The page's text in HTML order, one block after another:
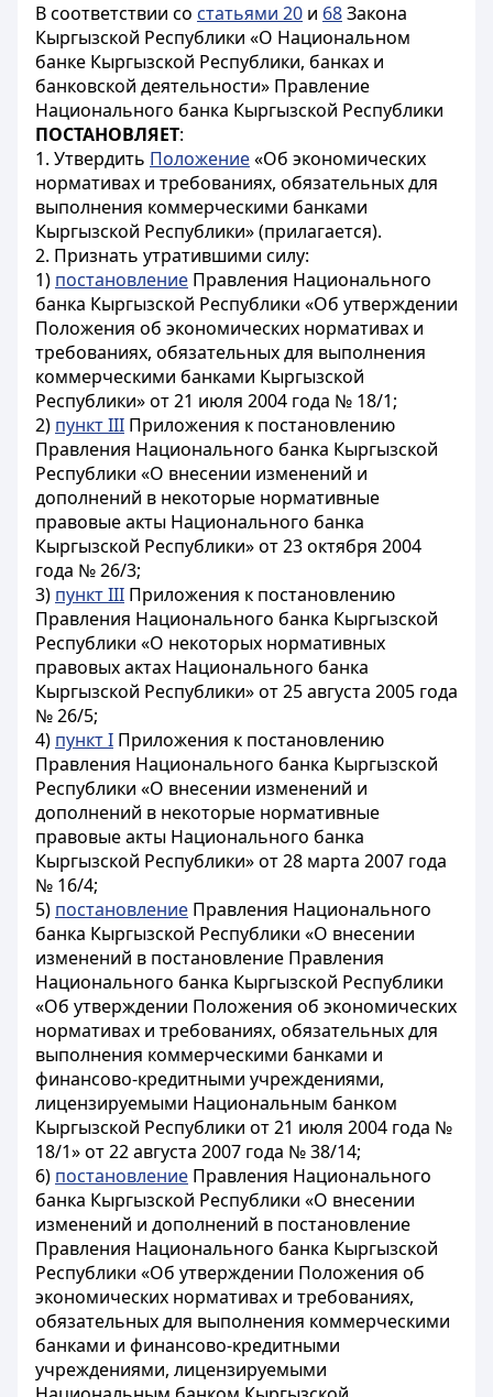
В соответствии со статьями 20 и 68Закона
Кыргызской Республики «О Национальном
банке Кыргызской Республики, банках и
банковской деятельности» Правление
Национального банка Кыргызской Республики
ПОСТАНОВЛЯЕТ:
1. Утвердить Положение«Об экономических
нормативах и требованиях, обязательных для
выполнения коммерческими банками
Кыргызской Республики» (прилагается).
2. Признать утратившими силу:
1) постановление Правления Национального
банка Кыргызской Республики «Об утверждении
Положения об экономических нормативах и
требованиях, обязательных для выполнения
коммерческими банками Кыргызской
Республики» от 21 июля 2004 года № 18/1;
2) пункт III Приложения к постановлению
Правления Национального банка Кыргызской
Республики «О внесении изменений и
дополнений в некоторые нормативные
правовые акты Национального банка
Кыргызской Республики» от 23 октября 2004
года № 26/3;
3) пункт III Приложения к постановлению
Правления Национального банка Кыргызской
Республики «О некоторых нормативных
правовых актах Национального банка
Кыргызской Республики» от 25 августа 2005 года
№ 26/5;
4) пункт I Приложения к постановлению
Правления Национального банка Кыргызской
Республики «О внесении изменений и
дополнений в некоторые нормативные
правовые акты Национального банка
Кыргызской Республики» от 28 марта 2007 года
№ 16/4;
5) постановление Правления Национального
банка Кыргызской Республики «О внесении
изменений в постановление Правления
Национального банка Кыргызской Республики
«Об утверждении Положения об экономических
нормативах и требованиях, обязательных для
выполнения коммерческими банками и
финансово-кредитными учреждениями,
лицензируемыми Национальным банком
Кыргызской Республики от 21 июля 2004 года №
18/1» от 22 августа 2007 года № 38/14;
6) постановление Правления Национального
банка Кыргызской Республики «О внесении
изменений и дополнений в постановление
Правления Национального банка Кыргызской
Республики «Об утверждении Положения об
экономических нормативах и требованиях,
обязательных для выполнения коммерческими
банками и финансово-кредитными
учреждениями, лицензируемыми